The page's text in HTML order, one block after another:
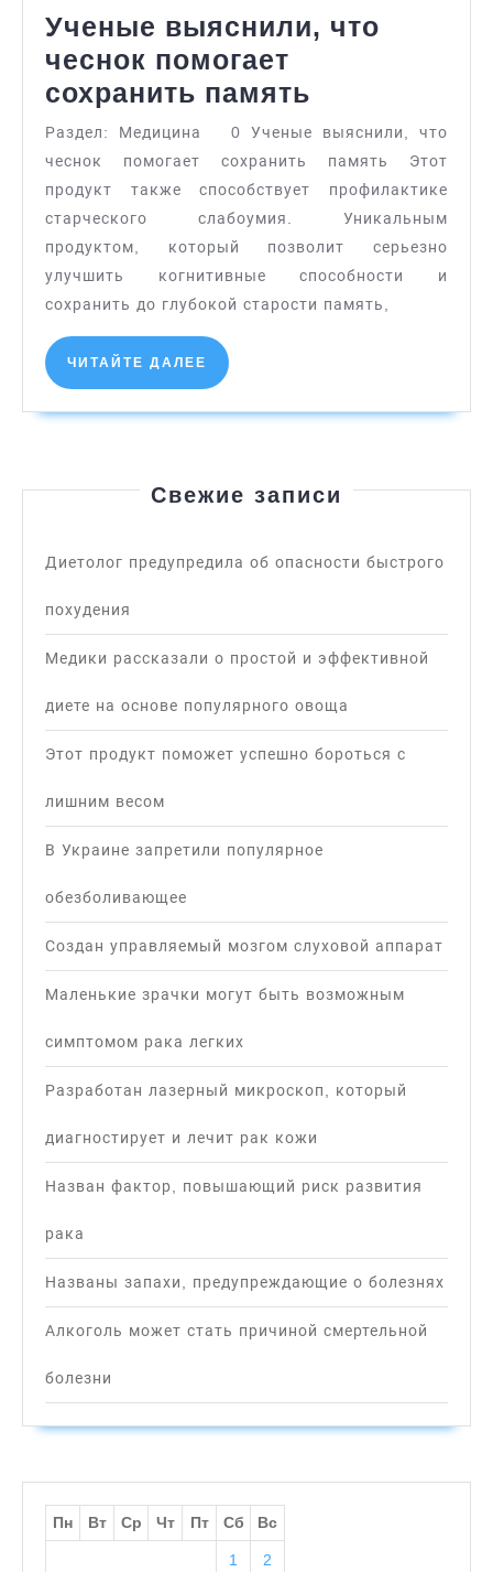
Ученые выяснили, что
чеснок помогает
сохранить память
выяснили,
что
чеснок
помогает
сохранить
память
Раздел: Медицина 0 Ученые выяснили, что
чеснок помогает сохранить память Этот
продукт также способствует профилактике
старческого слабоумия. Уникальным
продуктом, который позволит серьезно
улучшить когнитивные способности и
сохранить до глубокой старости память,
ЧИТАЙТЕ ДАЛЕЕ ЧИТАЙТЕ
ДАЛЕЕ
Свежие записи
Диетолог предупредила об опасности быстрого
похудения
Медики рассказали о простой и эффективной
диете на основе популярного овоща
Этот продукт поможет успешно бороться с
лишним весом
В Украине запретили популярное
обезболивающее
Создан управляемый мозгом слуховой аппарат
Маленькие зрачки могут быть возможным
симптомом рака легких
Разработан лазерный микроскоп, который
диагностирует и лечит рак кожи
Назван фактор, повышающий риск развития
рака
Названы запахи, предупреждающие о болезнях
Алкоголь может стать причиной смертельной
болезни
Пн Вт Ср Чт Пт Сб Вс
1 2